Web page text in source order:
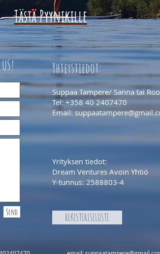
Tästä Pyynikille
Send
Yhteystiedot:
Suppaa Tampere/ Sanna tai
Tel: +358 40 2407470
Email:
Yrityksen tiedot:
Dream Ventures Avoin Yhtiö
Y-tunnus: 2588803-4
REKISTERISELOSTE